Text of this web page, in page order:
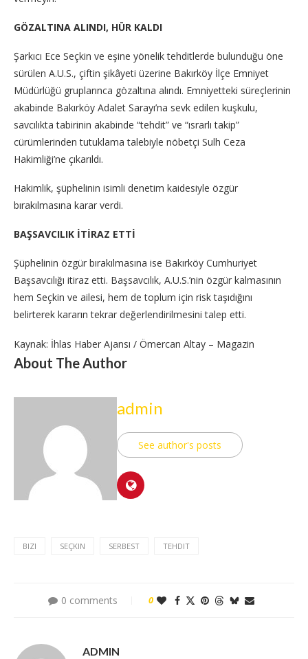
GÖZALTINA ALINDI, HÜR KALDI
Şarkıcı Ece Seçkin ve eşine yönelik tehditlerde bulunduğu öne
sürülen A.U.S., çiftin şikâyeti üzerine Bakırköy İlçe Emniyet
Müdürlüğü gruplarınca gözaltına alındı. Emniyetteki süreçlerinin
akabinde Bakırköy Adalet Sarayı’na sevk edilen kuşkulu,
savcılıkta tabirinin akabinde “tehdit” ve “ısrarlı takip”
cürümlerinden tutuklama talebiyle nöbetçi Sulh Ceza
Hakimliği’ne çıkarıldı.
Hakimlik, şüphelinin isimli denetim kaidesiyle özgür
bırakılmasına karar verdi.
BAŞSAVCILIK İTİRAZ ETTİ
Şüphelinin özgür bırakılmasına ise Bakırköy Cumhuriyet
Başsavcılığı itiraz etti. Başsavcılık, A.U.S.’nin özgür kalmasının
hem Seçkin ve ailesi, hem de toplum için risk taşıdığını
belirterek kararın tekrar değerlendirilmesini talep etti.
Kaynak: İhlas Haber Ajansı / Ömercan Altay – Magazin
About The Author
admin
See author's posts
BIZI SEÇKIN SERBEST TEHDIT
0 comments 0
ADMIN